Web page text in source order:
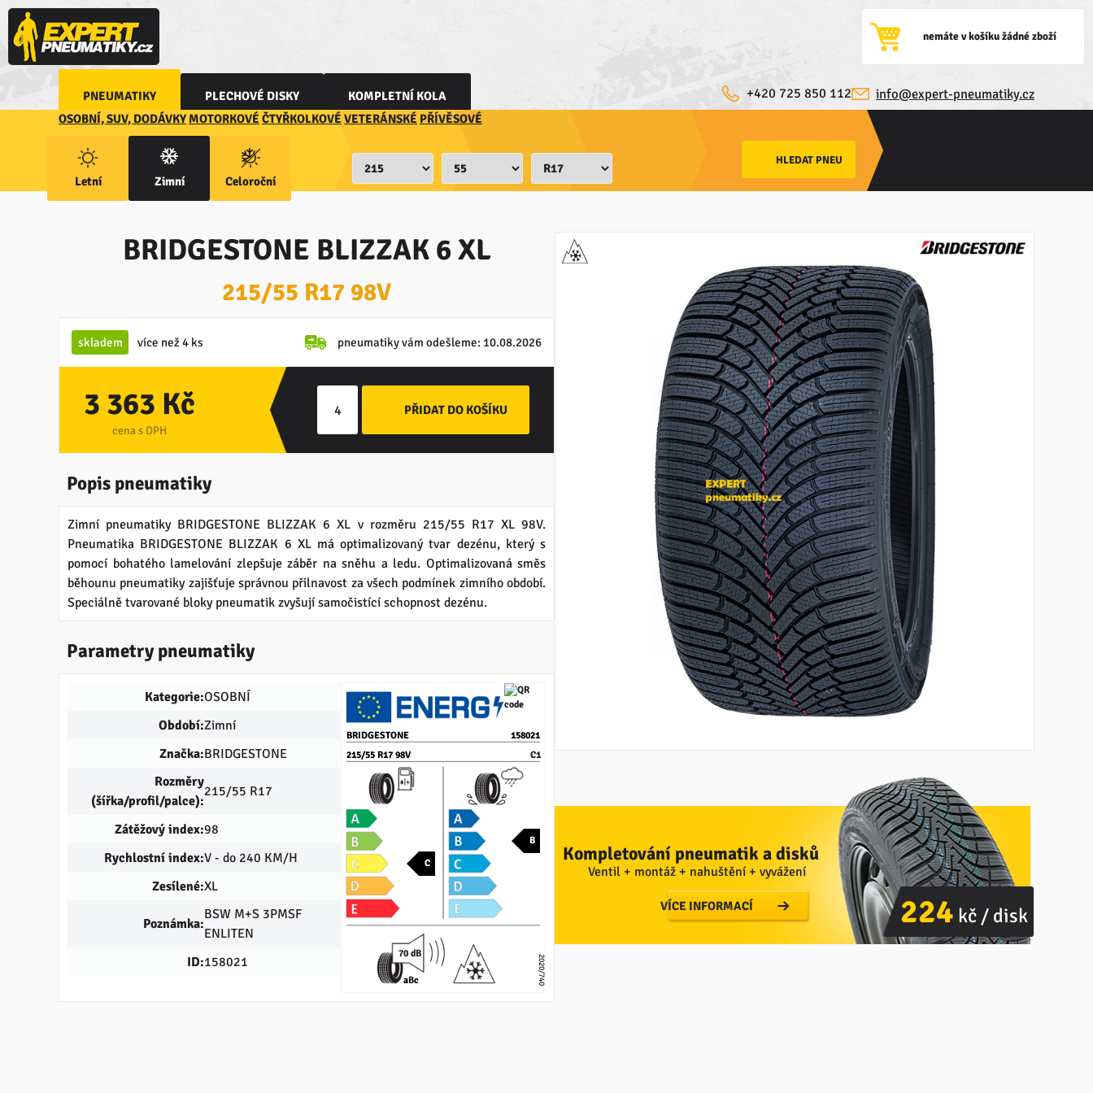
nemáte v košíku žádné zboží
PNEUMATIKY PLECHOVÉ DISKY KOMPLETNÍ KOLA info@expert-pneumatiky.cz
+420 725 850 112
OSOBNÍ, SUV, DODÁVKYMOTORKOVÉ ČTYŘKOLKOVÉ VETERÁNSKÉ PŘÍVĚSOVÉ
Letní Zimní Celoroční
Kompletování pneumatik a disků
Ventil + montáž + nahuštění + vyvážení
VÍCE INFORMACÍ 224 kč / disk
BRIDGESTONE BLIZZAK 6 XL
215/55 R17 98V
skladem více než 4 ks pneumatiky vám odešleme: 10.08.2026
3 363 Kč
cena s DPH
Popis pneumatiky
Zimní pneumatiky BRIDGESTONE BLIZZAK 6 XL v rozměru 215/55 R17 XL 98V.
Pneumatika BRIDGESTONE BLIZZAK 6 XL má optimalizovaný tvar dezénu, který s
pomocí bohatého lamelování zlepšuje záběr na sněhu a ledu. Optimalizovaná směs
běhounu pneumatiky zajišťuje správnou přilnavost za všech podmínek zimního období.
Speciálně tvarované bloky pneumatik zvyšují samočistící schopnost dezénu.
Parametry pneumatiky
Kategorie:OSOBNÍ
Období:Zimní
Značka:BRIDGESTONE
Rozměry
(šířka/profil/palce):
215/55 R17
Zátěžový index:98
Rychlostní index:V - do 240 KM/H
Zesílené:XL
Poznámka:
BSW M+S 3PMSF
ENLITEN
ID:158021
215/55 R17 98V
BRIDGESTONE 158021
C
B
70 dB
C1
2020/740
aBc